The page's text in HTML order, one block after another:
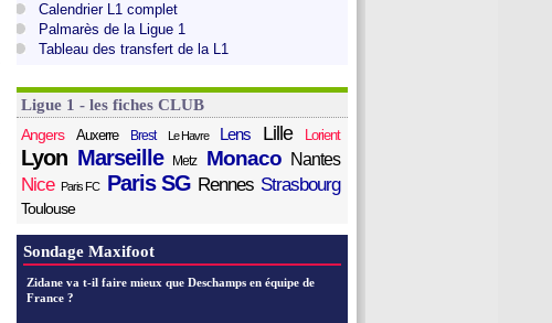
Calendrier L1 complet
Palmarès de la Ligue 1
Tableau des transfert de la L1
Ligue 1 - les fiches CLUB
Angers
Auxerre Brest Le Havre Lens Lille Lorient
Lyon Marseille Metz Monaco Nantes
Nice Paris FC Paris SG Rennes Strasbourg
Toulouse
Sondage Maxifoot
Zidane va t-il faire mieux que Deschamps en équipe de
France ?